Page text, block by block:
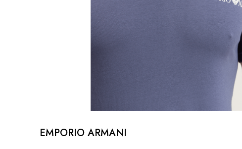
EMPORIO ARMANI